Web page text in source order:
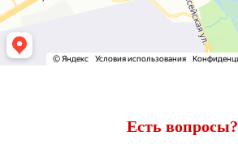
Есть вопросы?